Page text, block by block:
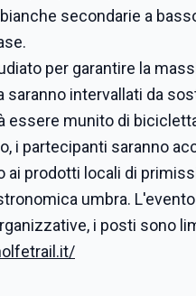
secondarie a
per garantire la
saranno intervallati da
essere munito di
i partecipanti saranno
prodotti locali di
umbra.
i posti sono